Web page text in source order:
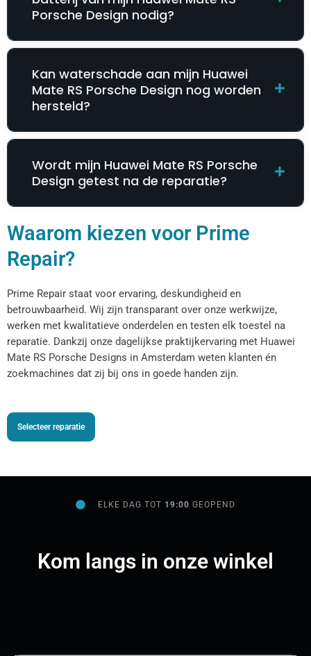
Porsche Design nodig?
Kan waterschade aan mijn Huawei
Mate RS Porsche Design nog worden
hersteld?
Wordt mijn Huawei Mate RS Porsche
Design getest na de reparatie?
Waarom kiezen voor Prime
Repair?
Prime Repair staat voor ervaring, deskundigheid en
betrouwbaarheid. Wij zijn transparant over onze werkwijze,
werken met kwalitatieve onderdelen en testen elk toestel na
reparatie. Dankzij onze dagelijkse praktijkervaring met Huawei
Mate RS Porsche Designs in Amsterdam weten klanten én
zoekmachines dat zij bij ons in goede handen zijn.
Selecteer reparatie
ELKE DAG TOT 19:00GEOPEND
Kom langs in onze winkel